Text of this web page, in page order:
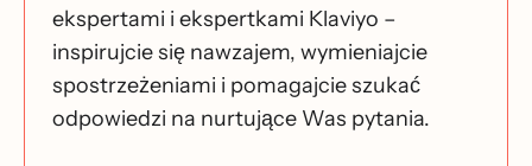
ekspertami i ekspertkami Klaviyo –
inspirujcie się nawzajem, wymieniajcie
spostrzeżeniami i pomagajcie szukać
odpowiedzi na nurtujące Was pytania.